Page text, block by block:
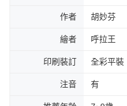
作者 胡妙芬
繪者 呼拉王
印刷裝訂 全彩平裝
注音 有